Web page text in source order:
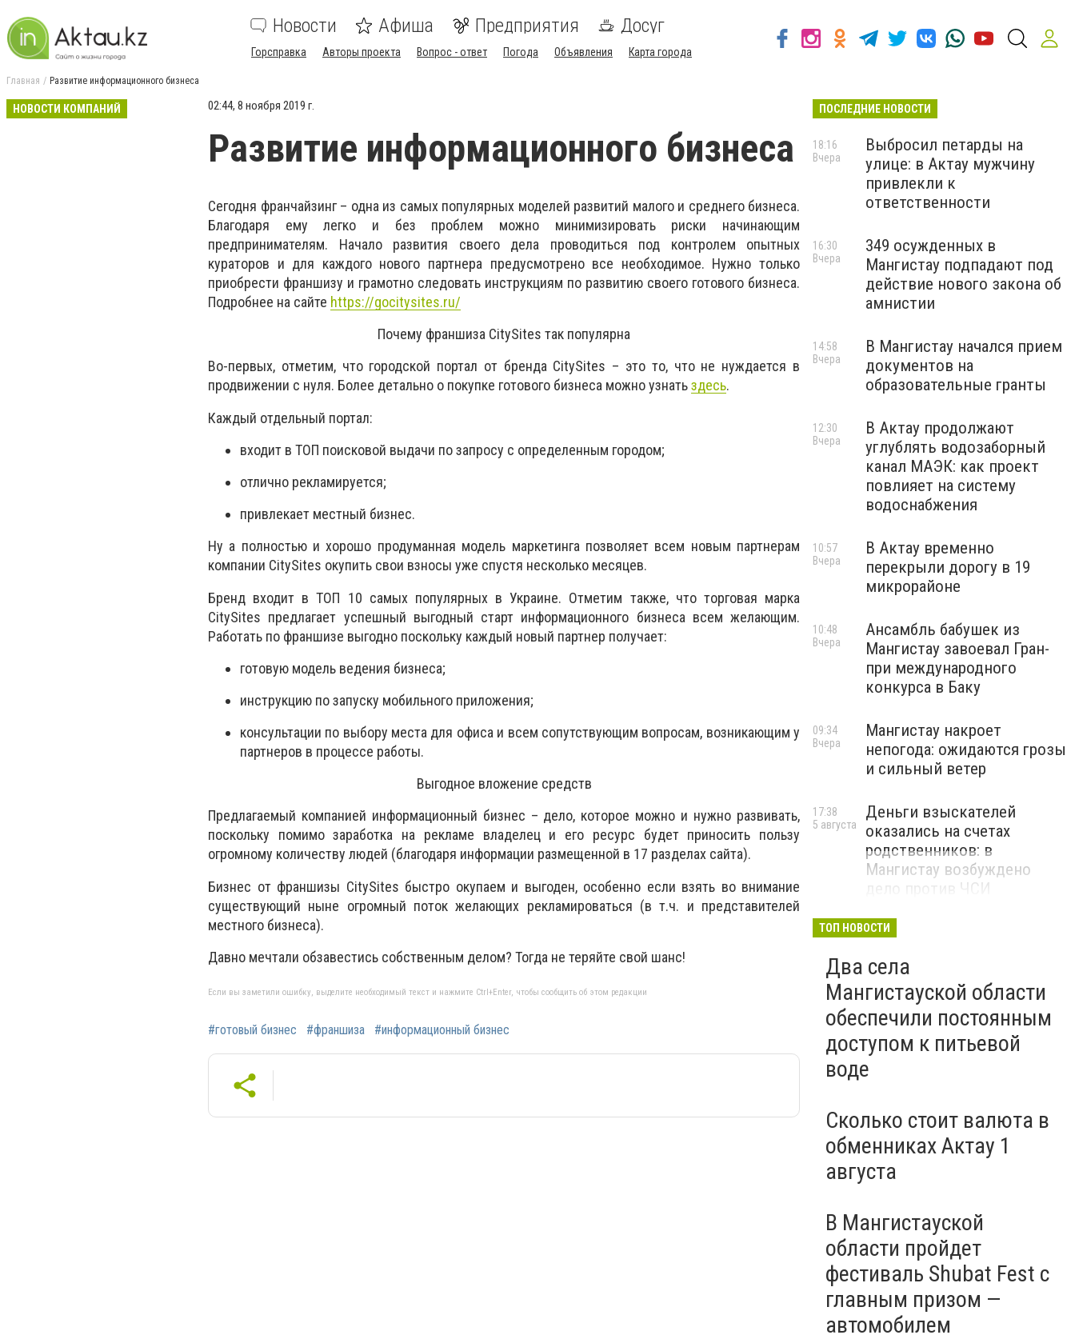
Новости Афиша Предприятия Досуг
Горсправка Авторы проекта Вопрос - ответ Погода Объявления Карта города
Главная Развитие информационного бизнеса
НОВОСТИ КОМПАНИЙ 02:44, 8 ноября 2019 г.
Развитие информационного бизнеса
Сегодня франчайзинг – одна из самых популярных моделей развитий малого и среднего бизнеса.
Благодаря ему легко и без проблем можно минимизировать риски начинающим
предпринимателям. Начало развития своего дела проводиться под контролем опытных
кураторов и для каждого нового партнера предусмотрено все необходимое. Нужно только
приобрести франшизу и грамотно следовать инструкциям по развитию своего готового бизнеса.
Подробнее на сайте https://gocitysites.ru/
Почему франшиза CitySites так популярна
Во-первых, отметим, что городской портал от бренда CitySites – это то, что не нуждается в
продвижении с нуля. Более детально о покупке готового бизнеса можно узнатьздесь.
Каждый отдельный портал:
входит в ТОП поисковой выдачи по запросу с определенным городом;
отлично рекламируется;
привлекает местный бизнес.
Ну а полностью и хорошо продуманная модель маркетинга позволяет всем новым партнерам
компании CitySites окупить свои взносы уже спустя несколько месяцев.
Бренд входит в ТОП 10 самых популярных в Украине. Отметим также, что торговая марка
CitySites предлагает успешный выгодный старт информационного бизнеса всем желающим.
Работать по франшизе выгодно поскольку каждый новый партнер получает:
готовую модель ведения бизнеса;
инструкцию по запуску мобильного приложения;
консультации по выбору места для офиса и всем сопутствующим вопросам, возникающим у
партнеров в процессе работы.
Выгодное вложение средств
Предлагаемый компанией информационный бизнес – дело, которое можно и нужно развивать,
поскольку помимо заработка на рекламе владелец и его ресурс будет приносить пользу
огромному количеству людей (благодаря информации размещенной в 17 разделах сайта).
Бизнес от франшизы CitySites быстро окупаем и выгоден, особенно если взять во внимание
существующий ныне огромный поток желающих рекламироваться (в т.ч. и представителей
местного бизнеса).
Давно мечтали обзавестись собственным делом? Тогда не теряйте свой шанс!
Если вы заметили ошибку, выделите необходимый текст и нажмите Ctrl+Enter, чтобы сообщить об этом редакции
#готовый бизнес #франшиза #информационный бизнес
ПОСЛЕДНИЕ НОВОСТИ
Выбросил петарды на
улице: в Актау мужчину
привлекли к
ответственности
18:16
Вчера
349 осужденных в
Мангистау подпадают под
действие нового закона об
амнистии
16:30
Вчера
В Мангистау начался прием
документов на
образовательные гранты
14:58
Вчера
В Актау продолжают
углублять водозаборный
канал МАЭК: как проект
повлияет на систему
водоснабжения
12:30
Вчера
В Актау временно
перекрыли дорогу в 19
микрорайоне
10:57
Вчера
Ансамбль бабушек из
Мангистау завоевал Гран-
при международного
конкурса в Баку
10:48
Вчера
Мангистау накроет
непогода: ожидаются грозы
и сильный ветер
09:34
Вчера
Деньги взыскателей
оказались на счетах
родственников: в
Мангистау возбуждено
дело против ЧСИ
17:38
5 августа
ТОП НОВОСТИ
Два села
Мангистауской области
обеспечили постоянным
доступом к питьевой
воде
Сколько стоит валюта в
обменниках Актау 1
августа
В Мангистауской
области пройдет
фестиваль Shubat Fest с
главным призом —
автомобилем